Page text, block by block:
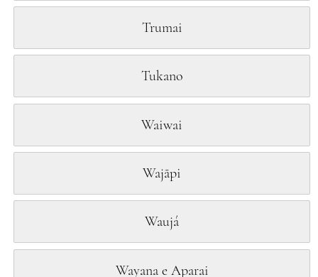
Trumai
Tukano
Waiwai
Wajãpi
Waujá
Wayana e Aparai